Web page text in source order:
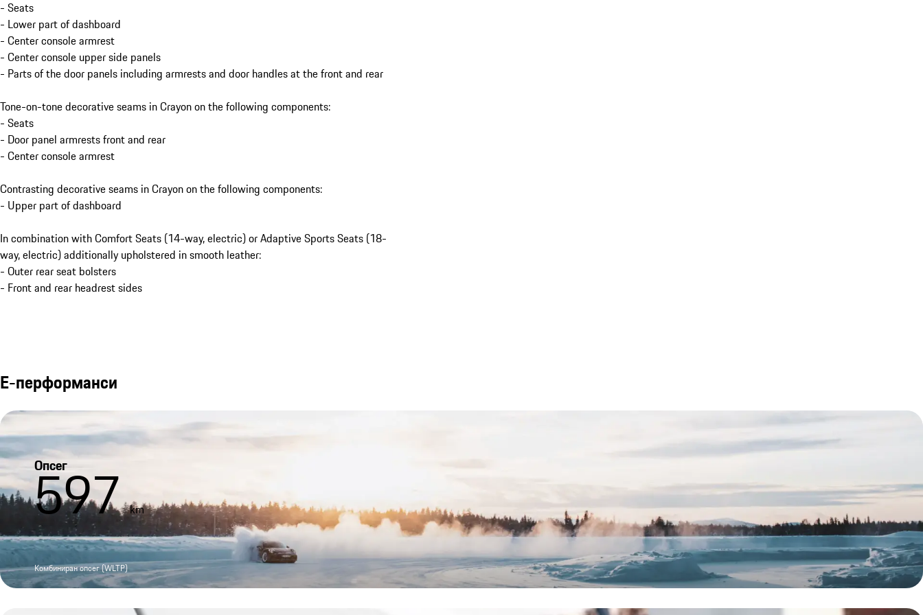
- Seats
- Lower part of dashboard
- Center console armrest
- Center console upper side panels
- Parts of the door panels including armrests and door handles at the front and rear
Tone-on-tone decorative seams in Crayon on the following components:
- Seats
- Door panel armrests front and rear
- Center console armrest
Contrasting decorative seams in Crayon on the following components:
- Upper part of dashboard
In combination with Comfort Seats (14-way, electric) or Adaptive Sports Seats (18-
way, electric) additionally upholstered in smooth leather:
- Outer rear seat bolsters
- Front and rear headrest sides
Е-перформанси
Опсег
597 km
Комбиниран опсег (WLTP)